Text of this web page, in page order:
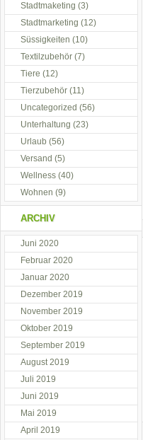
Stadtmaketing (3)
Stadtmarketing (12)
Süssigkeiten (10)
Textilzubehör (7)
Tiere (12)
Tierzubehör (11)
Uncategorized (56)
Unterhaltung (23)
Urlaub (56)
Versand (5)
Wellness (40)
Wohnen (9)
ARCHIV
Juni 2020
Februar 2020
Januar 2020
Dezember 2019
November 2019
Oktober 2019
September 2019
August 2019
Juli 2019
Juni 2019
Mai 2019
April 2019